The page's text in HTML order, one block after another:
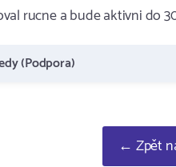
rucne a bude aktivni do
(Podpora)
← Zpět